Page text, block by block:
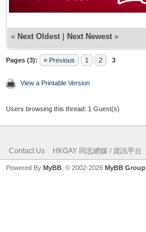
« Next Oldest | Next Newest »
Pages (3): « Previous 1 2 3
View a Printable Version
Users browsing this thread: 1 Guest(s)
Contact Us HKGAY 同志網媒 / 資訊平台
Powered By MyBB , © 2002-2026 MyBB Group